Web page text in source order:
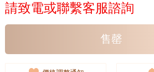
請致電或聯繫客服諮詢
售罄